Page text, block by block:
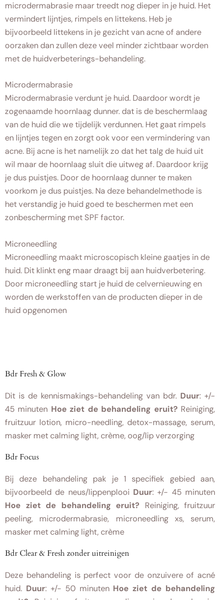
microdermabrasie maar treedt nog dieper in je huid. Het
vermindert lijntjes, rimpels en littekens. Heb je
bijvoorbeeld littekens in je gezicht van acne of andere
oorzaken dan zullen deze veel minder zichtbaar worden
met de huidverbeterings-behandeling.
Microdermabrasie
Microdermabrasie verdunt je huid. Daardoor wordt je
zogenaamde hoornlaag dunner. dat is de beschermlaag
van de huid die we tijdelijk verdunnen. Het gaat rimpels
en lijntjes tegen en zorgt ook voor een vermindering van
acne. Bij acne is het namelijk zo dat het talg de huid uit
wil maar de hoornlaag sluit die uitweg af. Daardoor krijg
je dus puistjes. Door de hoornlaag dunner te maken
voorkom je dus puistjes. Na deze behandelmethode is
het verstandig je huid goed te beschermen met een
zonbescherming met SPF factor.
Microneedling
Microneedling maakt microscopisch kleine gaatjes in de
huid. Dit klinkt eng maar draagt bij aan huidverbetering.
Door microneedling start je huid de celvernieuwing en
worden de werkstoffen van de producten dieper in de
huid opgenomen
Bdr Fresh & Glow
Dit is de kennismakings-behandeling van bdr. Duur: +/-
45 minuten Hoe ziet de behandeling eruit? Reiniging,
fruitzuur lotion, micro-needling, detox-massage, serum,
masker met calming light, crème, oog/lip verzorging
Bdr Focus
Bij deze behandeling pak je 1 specifiek gebied aan,
bijvoorbeeld de neus/lippenplooi Duur: +/- 45 minuten
Hoe ziet de behandeling eruit? Reiniging, fruitzuur
peeling, microdermabrasie, microneedling xs, serum,
masker met calming light, crème
Bdr Clear & Fresh zonder uitreinigen
Deze behandeling is perfect voor de onzuivere of acné
huid. Duur: +/- 50 minuten Hoe ziet de behandeling